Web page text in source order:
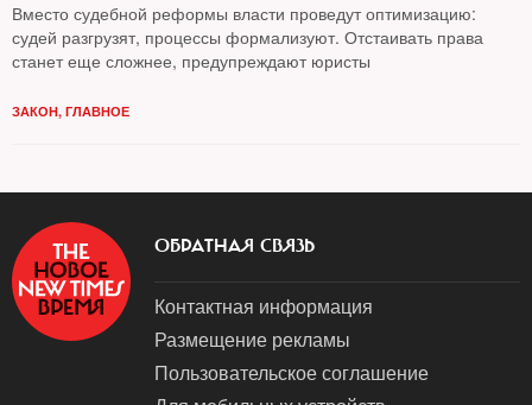
Вместо судебной реформы власти проведут оптимизацию:
судей разгрузят, процессы формализуют. Отстаивать права
станет еще сложнее, предупреждают юристы
ЗАКОН, ГЛАВНОЕ
ОБРАТНАЯ СВЯЗЬ
Контактная информация
Размещение рекламы
Пользовательское соглашение